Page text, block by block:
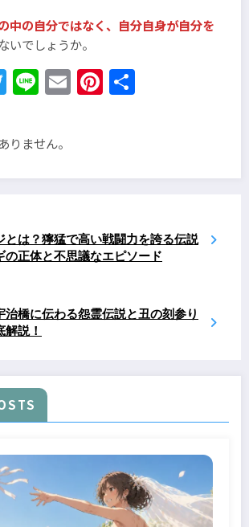
中の自分ではなく、自分自身が自分を
いでしょうか。
Twitter
LineEmailPinterest
りません。
とは？獰猛で高い戦闘力を誇る伝説
の正体と不思議なエピソード
治橋に伝わる怨霊伝説と丑の刻参り
説！